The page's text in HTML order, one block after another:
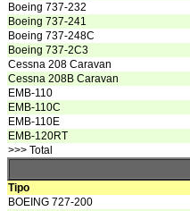
Boeing 737-232
Boeing 737-241
Boeing 737-248C
Boeing 737-2C3
Cessna 208 Caravan
Cessna 208B Caravan
EMB-110
EMB-110C
EMB-110E
EMB-120RT
>>> Total
Tipo
BOEING 727-200